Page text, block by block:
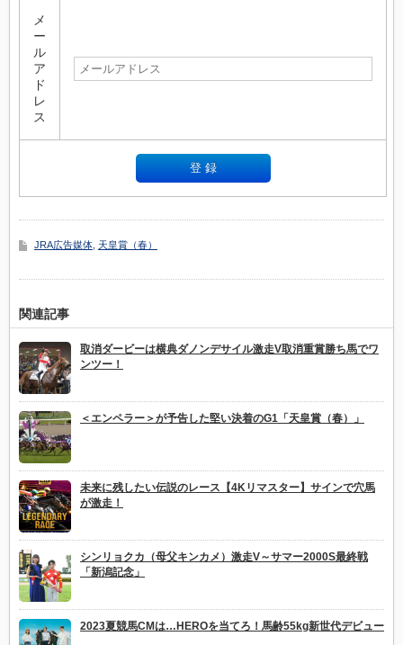
メ
ー
ル
ア
ド
レ
ス
JRA広告媒体 天皇賞（春）
関連記事
取消ダービーは横典ダノンデサイル激走V取消重賞勝ち馬でワ
ンツー！
＜エンペラー＞が予告した堅い決着のG1「天皇賞（春）」
未来に残したい伝説のレース【4Kリマスター】サインで穴馬
が激走！
シンリョクカ（母父キンカメ）激走V～サマー2000S最終戦
「新潟記念」
2023夏競馬CMは…HEROを当てろ！馬齢55kg新世代デビュー